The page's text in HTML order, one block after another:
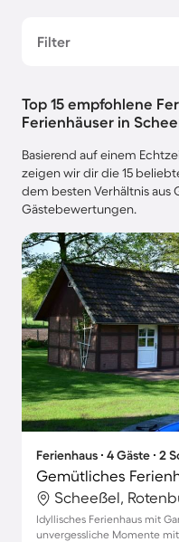
Filter
Top 15 empfohlene
Ferienhäuser in
Basierend auf einem
zeigen wir dir die 15
dem besten Verhältnis aus
Gästebewertungen.
Ferienhaus ∙ 4 Gäste ∙ 2
Scheeßel,
Idyllisches Ferienhaus mit
unvergessliche Momente